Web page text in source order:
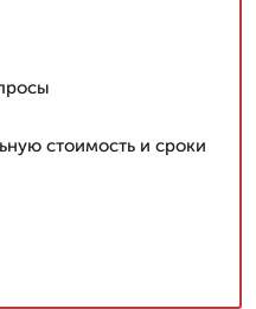
стоимость и сроки